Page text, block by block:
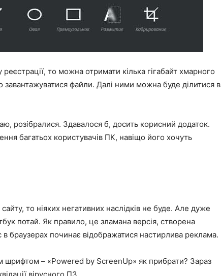
то можна отримати кілька гігабайт хмарного
файли. Далі ними можна буде ділитися в
розібралися. Здавалося б, досить корисний додаток.
багатьох користувачів ПК, навіщо його хочуть
то ніяких негативних наслідків не буде. Але дуже
потай. Як правило, це зламана версія, створена
браузерах починає відображатися настирлива реклама.
шрифтом – «Powered by ScreenUp» як прибрати? Зараз